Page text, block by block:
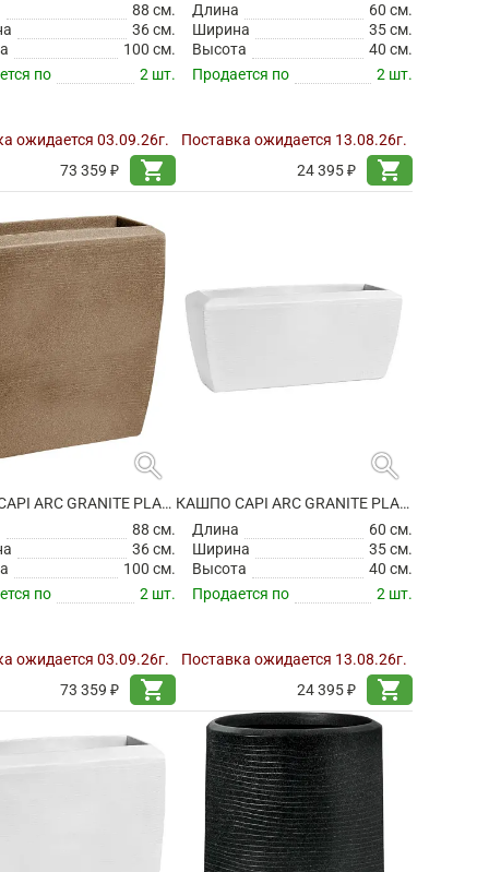
88 см.
36 см.
100 см.
по
2 шт.
ожидается 03.09.26г.
73 359 ₽
shopping_cart
Длина
60 см.
Ширина
35 см.
Высота
40 см.
Продается по
2 шт.
Поставка ожидается 13.08.26г.
24 395 ₽
shopping_cart
search
КАШПО CAPI ARC GRANITE PLANTER RECTANGLE WARM TAUPE
88 см.
36 см.
100 см.
по
2 шт.
ожидается 03.09.26г.
73 359 ₽
shopping_cart
search
КАШПО CAPI ARC GRANITE PLANTER RECTANGLE WHITE
Длина
60 см.
Ширина
35 см.
Высота
40 см.
Продается по
2 шт.
Поставка ожидается 13.08.26г.
24 395 ₽
shopping_cart